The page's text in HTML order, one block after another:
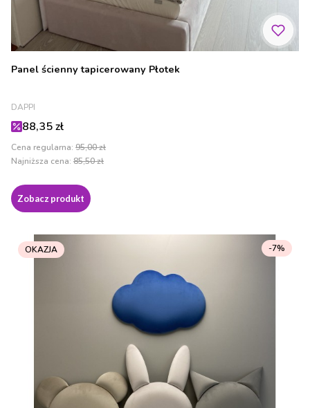
Panel ścienny tapicerowany Płotek
PRODUCENT
DAPPI
Cena promocyjna
88,35 zł
Cena regularna: 95,00 zł
Najniższa cena: 85,50 zł
Zobacz produkt
OKAZJA -7%